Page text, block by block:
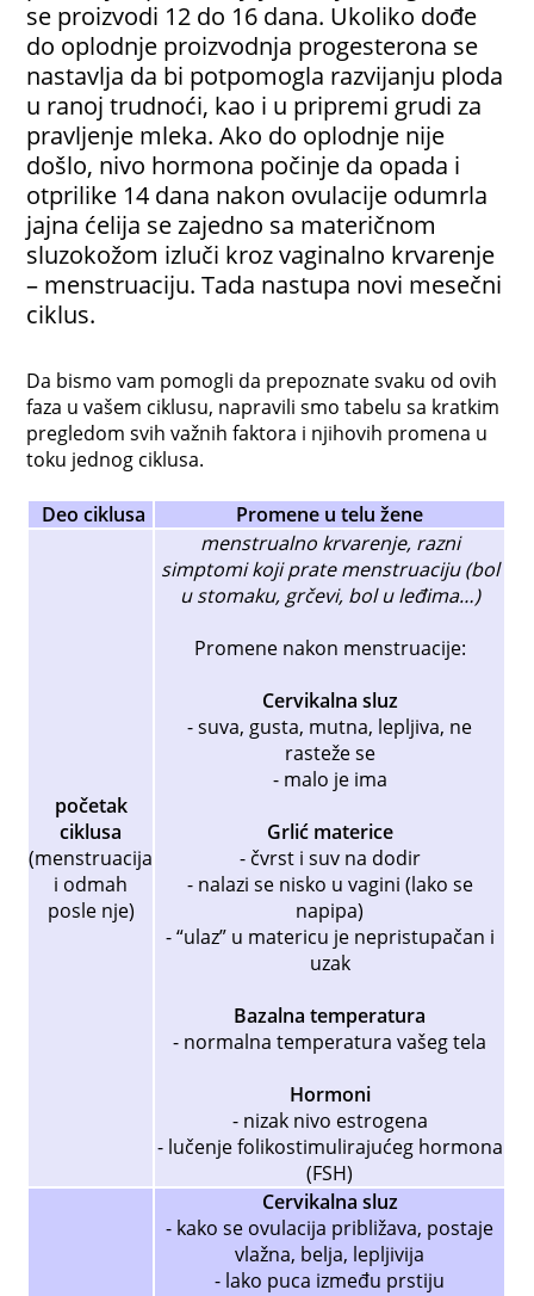
se proizvodi 12 do 16 dana. Ukoliko dođe
do oplodnje proizvodnja progesterona se
nastavlja da bi potpomogla razvijanju ploda
u ranoj trudnoći, kao i u pripremi grudi za
pravljenje mleka. Ako do oplodnje nije
došlo, nivo hormona počinje da opada i
otprilike 14 dana nakon ovulacije odumrla
jajna ćelija se zajedno sa materičnom
sluzokožom izluči kroz vaginalno krvarenje
– menstruaciju. Tada nastupa novi mesečni
ciklus.
Da bismo vam pomogli da prepoznate svaku od ovih
faza u vašem ciklusu, napravili smo tabelu sa kratkim
pregledom svih važnih faktora i njihovih promena u
toku jednog ciklusa.
Deo ciklusa Promene u telu žene
početak
ciklusa
(menstruacija
i odmah
posle nje)
menstrualno krvarenje, razni
simptomi koji prate menstruaciju (bol
u stomaku, grčevi, bol u leđima…)
Promene nakon menstruacije:
Cervikalna sluz
- suva, gusta, mutna, lepljiva, ne
rasteže se
- malo je ima
Grlić materice
- čvrst i suv na dodir
- nalazi se nisko u vagini (lako se
napipa)
- “ulaz” u matericu je nepristupačan i
uzak
Bazalna temperatura
- normalna temperatura vašeg tela
Hormoni
- nizak nivo estrogena
- lučenje folikostimulirajućeg hormona
(FSH)
Cervikalna sluz
- kako se ovulacija približava, postaje
vlažna, belja, lepljivija
- lako puca između prstiju